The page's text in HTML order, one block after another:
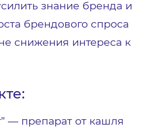
знание бренда и
брендового спроса
снижения интереса к
— препарат от кашля